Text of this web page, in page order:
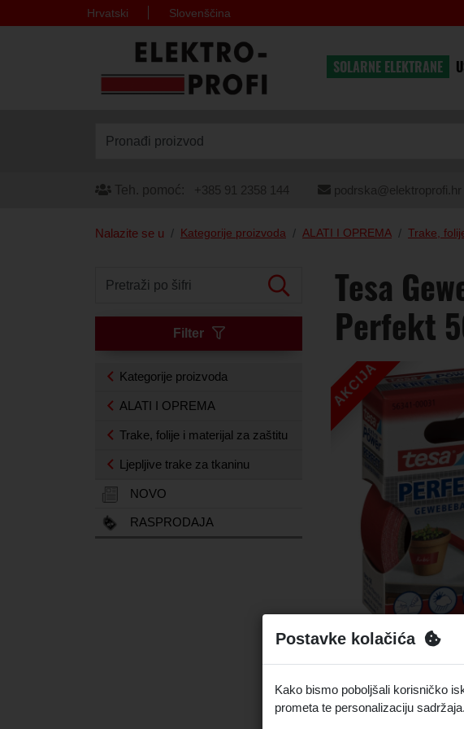
Hrvatski Slovenščina
SOLARNE ELEKTRANE
Pronađi proizvod
Teh. pomoć: +385 91 2358 144 podrska@elektroprofi.hr
Nalazite se u Kategorije proizvoda ALATI I OPREMA Trake,
Pretraži po šifri
Filter
Kategorije proizvoda
ALATI I OPREMA
Trake, folije i materijal za zaštitu
Ljepljive trake za tkaninu
NOVO
RASPRODAJA
Tesa
Perfekt
AKCIJA
Postavke kolačića
Kako bismo poboljšali korisničko
prometa te personalizaciju